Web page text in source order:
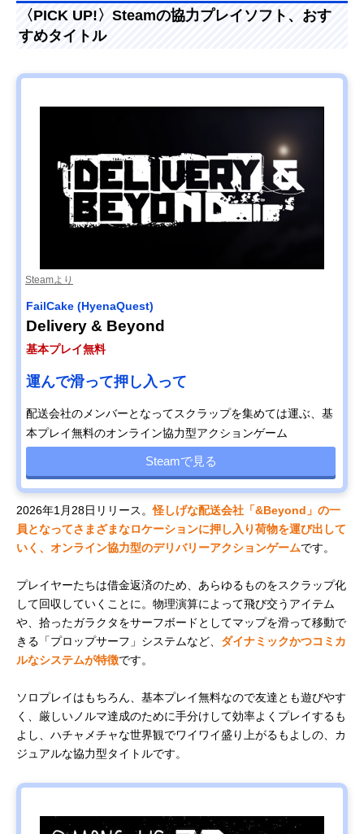
〈PICK UP!〉Steamの協力プレイソフト、おす
すめタイトル
Steamより
FailCake (HyenaQuest)
Delivery & Beyond
基本プレイ無料
運んで滑って押し入って
配送会社のメンバーとなってスクラップを集めては運ぶ、基
本プレイ無料のオンライン協力型アクションゲーム
Steamで見る
2026年1月28日リリース。怪しげな配送会社「&Beyond」の一
員となってさまざまなロケーションに押し入り荷物を運び出して
いく、オンライン協力型のデリバリーアクションゲームです。
プレイヤーたちは借金返済のため、あらゆるものをスクラップ化
して回収していくことに。物理演算によって飛び交うアイテム
や、拾ったガラクタをサーフボードとしてマップを滑って移動で
きる「プロップサーフ」システムなど、 ダイナミックかつコミカ
ルなシステムが特徴です。
ソロプレイはもちろん、基本プレイ無料なので友達とも遊びやす
く、厳しいノルマ達成のために手分けして効率よくプレイするも
よし、ハチャメチャな世界観でワイワイ盛り上がるもよしの、カ
ジュアルな協力型タイトルです。